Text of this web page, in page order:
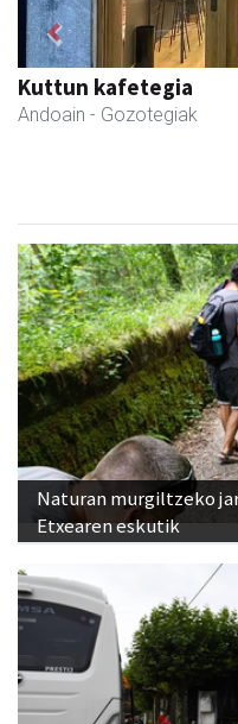
Kuttun kafetegia
Andoain - Gozotegiak
Previous
Naturan murgiltzeko
Etxearen eskutik